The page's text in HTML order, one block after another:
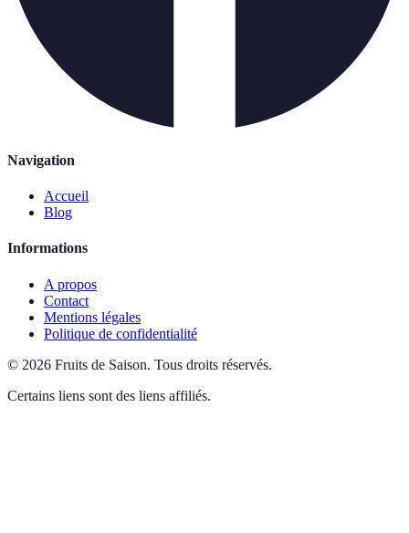
Navigation
Accueil
Blog
Informations
A propos
Contact
Mentions légales
Politique de confidentialité
© 2026 Fruits de Saison. Tous droits réservés.
Certains liens sont des liens affiliés.